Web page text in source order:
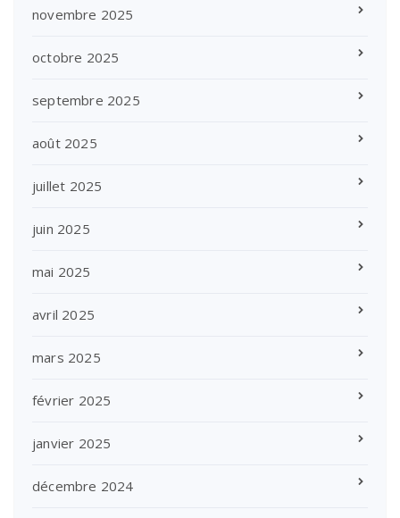
novembre 2025
octobre 2025
septembre 2025
août 2025
juillet 2025
juin 2025
mai 2025
avril 2025
mars 2025
février 2025
janvier 2025
décembre 2024